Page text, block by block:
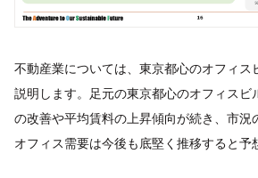
不動産業については、東京都心のオフィス
説明します。足元の東京都心のオフィスビ
の改善や平均賃料の上昇傾向が続き、市況
オフィス需要は今後も底堅く推移すると予